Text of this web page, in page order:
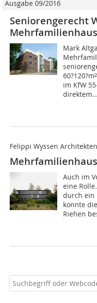
Ausgabe 09/2016
Seniorengerecht
Mark
im KfW
direktem...
Felippi Wyssen
Auch im
eine
durch ein
konnte
Riehen